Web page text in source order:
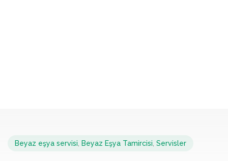
Beyaz eşya servisi Beyaz Eşya Tamircisi Servisler